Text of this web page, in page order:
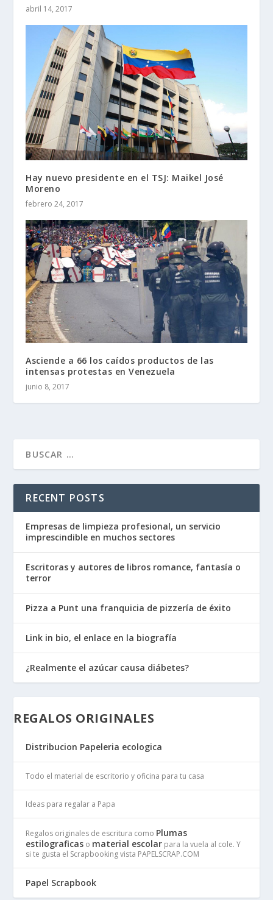
abril 14, 2017
Hay nuevo presidente en el TSJ: Maikel José
Moreno
febrero 24, 2017
Asciende a 66 los caídos productos de las
intensas protestas en Venezuela
junio 8, 2017
RECENT POSTS
Empresas de limpieza profesional, un servicio
imprescindible en muchos sectores
Escritoras y autores de libros romance, fantasía o
terror
Pizza a Punt una franquicia de pizzería de éxito
Link in bio, el enlace en la biografía
¿Realmente el azúcar causa diábetes?
REGALOS ORIGINALES
Distribucion Papeleria ecologica
Todo el material de escritorio y oficina para tu casa
Ideas para regalar a Papa
Regalos originales de escritura como Plumas
estilograficas o material escolar para la vuela al cole. Y
si te gusta el Scrapbooking vista PAPELSCRAP.COM
Papel Scrapbook